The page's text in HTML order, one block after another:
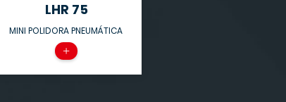
LHR 75
MINI POLIDORA PNEUMÁTICA
+